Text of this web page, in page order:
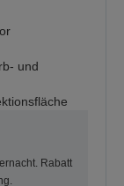
und
Rabatt